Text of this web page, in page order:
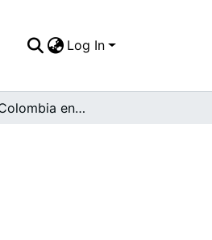
Log In
La vuelta a Colombia en bicicleta; entre los competidores se encuentra la pulga gallega